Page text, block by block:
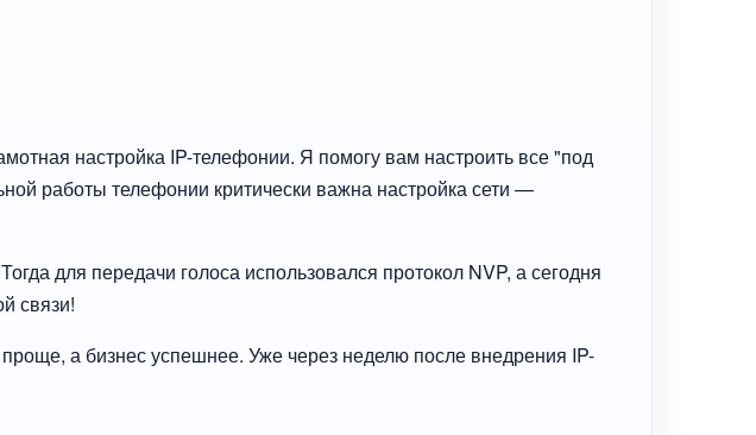
настройка IP-телефонии. Я помогу вам настроить все "под
работы телефонии критически важна настройка сети —
для передачи голоса использовался протокол NVP, а сегодня
связи!
а бизнес успешнее. Уже через неделю после внедрения IP-